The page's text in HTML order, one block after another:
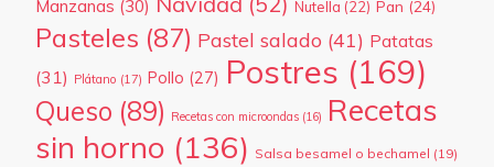
Manzanas (30) Nutella (22) Pan (24)
Pasteles (87) Pastel salado (41) Patatas
(31) Plátano (17) Pollo (27) Postres (169)
Queso (89) Recetas con microondas (16) Recetas
sin horno (136) Salsa besamel o bechamel (19)